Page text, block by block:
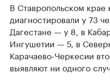
В Ставропольском крае
диагностировали у 73
Дагестане — у 8, в
Ингушетии — 5, в
Карачаево-Черкесии
выявляют ни одного